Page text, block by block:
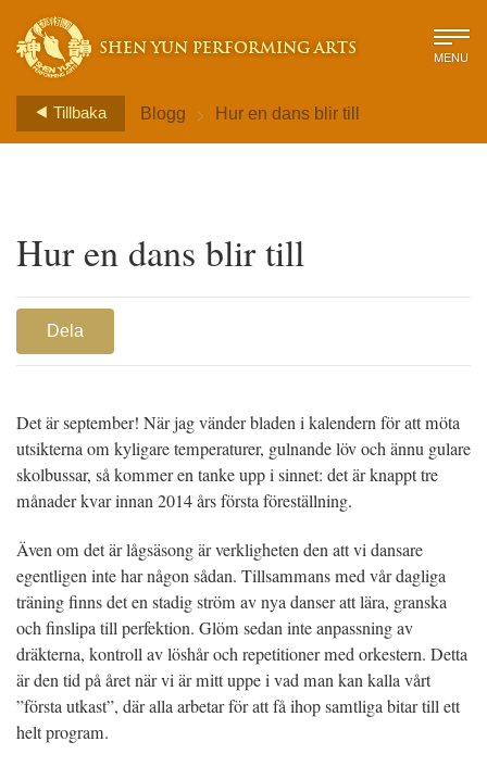
SHEN YUN PERFORMING ARTS MENU
Tillbaka Blogg > Hur en dans blir till
Hur en dans blir till
Dela
Det är september! När jag vänder bladen i kalendern för att möta
utsikterna om kyligare temperaturer, gulnande löv och ännu gulare
skolbussar, så kommer en tanke upp i sinnet: det är knappt tre
månader kvar innan 2014 års första föreställning.
Även om det är lågsäsong är verkligheten den att vi dansare
egentligen inte har någon sådan. Tillsammans med vår dagliga
träning finns det en stadig ström av nya danser att lära, granska
och finslipa till perfektion. Glöm sedan inte anpassning av
dräkterna, kontroll av löshår och repetitioner med orkestern. Detta
är den tid på året när vi är mitt uppe i vad man kan kalla vårt
”första utkast”, där alla arbetar för att få ihop samtliga bitar till ett
helt program.